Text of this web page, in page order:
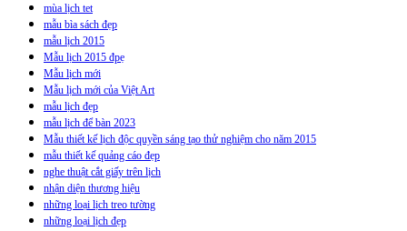
mùa lịch tet
mẫu bìa sách đẹp
mẫu lịch 2015
Mẫu lịch 2015 đpẹ
Mẫu lịch mới
Mẫu lịch mới của Việt Art
mẫu lịch đẹp
mẫu lịch để bàn 2023
Mẫu thiết kế lịch độc quyền sáng tạo thử nghiệm cho năm 2015
mẫu thiết kế quảng cáo đẹp
nghe thuật cắt giấy trên lịch
nhận diện thương hiệu
những loại lịch treo tường
những loại lịch đẹp